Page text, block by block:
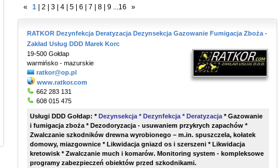
«
1 2 3 4 5 6 7 8 9 ...16 »
RATKOR Dezynfekcja Deratyzacja Dezynsekcja Gazowanie Fumigacja Zboża -
Zakład Usług DDD Marek Korc
19-500 Gołdap
warmińsko - mazurskie
ratkor@op.pl
www.ratkor.com
662 283 131
608 015 475
Usługi DDD Gołdap: *Dezynsekcja * Dezynfekcja * Deratyzacja * Gazowanie
i fumigacja zboża * Dezodoryzacja - usuwaniem przykrych zapachów *
Zwalczanie szkodników drewna wyrobionego – m.in. spuszczela, kołatek
domowy, miazgownice * Likwidacja gniazd os i szerszeni * Likwidacja
kretowisk * Zwalczanie much i komarów. Monitoring system - kompleksowe
programy zabezpieczeń obiektów przed szkodnikami.